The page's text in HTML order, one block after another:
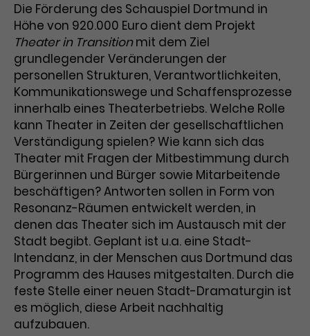
Laufzeit 1 Tag
Zweck
Dieses Cookie wird von Google
Analytics installiert. Das Cookie
wird verwendet, um Informationen
darüber zu speichern, wie
Besucher*innen eine Website
nutzen, und hilft bei der Erstellung
eines Analyseberichts über die
Performance der Website. Die
erhobenen Daten umfassen in
anonymisierter Form die Anzahl
der Besuche, die Quelle, aus der sie
stammen, und die besuchten
Seiten.
Name _gat_UA-63561367-1
Anbieter
Name _gcl_aw
Anbieter Google Ads
Laufzeit 3 Monate
Zweck
Dieses Cookie speichert
Informationen zu Werbeklicks und
dient der Zuordnung von
Conversions zu Google Ads-
Kampagnen.
Name _gcl_dc
Anbieter Google / DoubleClick
Laufzeit
Die Förderung des Schauspiel Dortmund in
Höhe von 920.000 Euro dient dem Projekt
Theater in Transitionmit dem Ziel
grundlegender Veränderungen der
personellen Strukturen, Verantwortlichkeiten,
Kommunikationswege und Schaffensprozesse
innerhalb eines Theaterbetriebs. Welche Rolle
kann Theater in Zeiten der gesellschaftlichen
Verständigung spielen? Wie kann sich das
Theater mit Fragen der Mitbestimmung durch
Bürgerinnen und Bürger sowie Mitarbeitende
beschäftigen? Antworten sollen in Form von
Resonanz-Räumen entwickelt werden, in
denen das Theater sich im Austausch mit der
Stadt begibt. Geplant ist u.a. eine Stadt-
Intendanz, in der Menschen aus Dortmund das
Programm des Hauses mitgestalten. Durch die
feste Stelle einer neuen Stadt-Dramaturgin ist
es möglich, diese Arbeit nachhaltig
aufzubauen.